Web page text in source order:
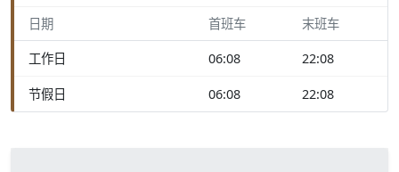
日期 首班车 末班车
工作日 06:08 22:08
节假日 06:08 22:08